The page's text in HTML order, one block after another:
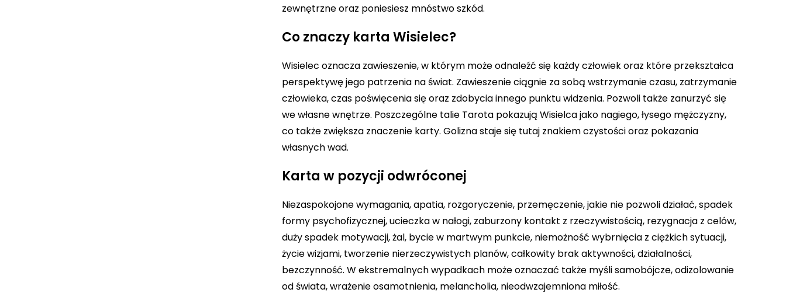
zewnętrzne oraz poniesiesz mnóstwo szkód.
Co znaczy karta Wisielec?
Wisielec oznacza zawieszenie, w którym może odnaleźć się każdy człowiek oraz które przekształca
perspektywę jego patrzenia na świat. Zawieszenie ciągnie za sobą wstrzymanie czasu, zatrzymanie
człowieka, czas poświęcenia się oraz zdobycia innego punktu widzenia. Pozwoli także zanurzyć się
we własne wnętrze. Poszczególne talie Tarota pokazują Wisielca jako nagiego, łysego mężczyzny,
co także zwiększa znaczenie karty. Golizna staje się tutaj znakiem czystości oraz pokazania
własnych wad.
Karta w pozycji odwróconej
Niezaspokojone wymagania, apatia, rozgoryczenie, przemęczenie, jakie nie pozwoli działać, spadek
formy psychofizycznej, ucieczka w nałogi, zaburzony kontakt z rzeczywistością, rezygnacja z celów,
duży spadek motywacji, żal, bycie w martwym punkcie, niemożność wybrnięcia z ciężkich sytuacji,
życie wizjami, tworzenie nierzeczywistych planów, całkowity brak aktywności, działalności,
bezczynność. W ekstremalnych wypadkach może oznaczać także myśli samobójcze, odizolowanie
od świata, wrażenie osamotnienia, melancholia, nieodwzajemniona miłość.